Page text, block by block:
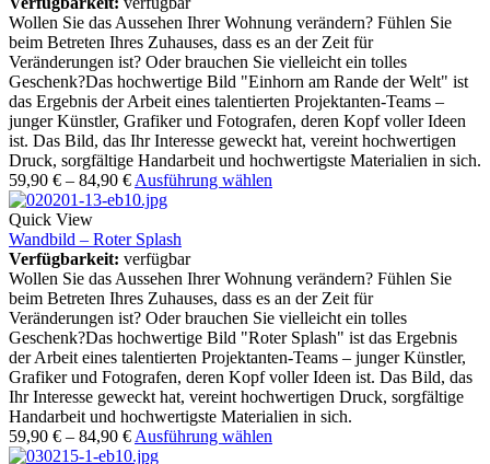
Wollen Sie das Aussehen Ihrer Wohnung verändern? Fühlen Sie
beim Betreten Ihres Zuhauses, dass es an der Zeit für
Veränderungen ist? Oder brauchen Sie vielleicht ein tolles
Geschenk?Das hochwertige Bild "Einhorn am Rande der Welt" ist
das Ergebnis der Arbeit eines talentierten Projektanten-Teams –
junger Künstler, Grafiker und Fotografen, deren Kopf voller Ideen
ist. Das Bild, das Ihr Interesse geweckt hat, vereint hochwertigen
Druck, sorgfältige Handarbeit und hochwertigste Materialien in sich.
59,90 € – 84,90 € Ausführung wählen
Quick View
Wandbild – Roter Splash
Verfügbarkeit: verfügbar
Wollen Sie das Aussehen Ihrer Wohnung verändern? Fühlen Sie
beim Betreten Ihres Zuhauses, dass es an der Zeit für
Veränderungen ist? Oder brauchen Sie vielleicht ein tolles
Geschenk?Das hochwertige Bild "Roter Splash" ist das Ergebnis
der Arbeit eines talentierten Projektanten-Teams – junger Künstler,
Grafiker und Fotografen, deren Kopf voller Ideen ist. Das Bild, das
Ihr Interesse geweckt hat, vereint hochwertigen Druck, sorgfältige
Handarbeit und hochwertigste Materialien in sich.
59,90 € – 84,90 € Ausführung wählen